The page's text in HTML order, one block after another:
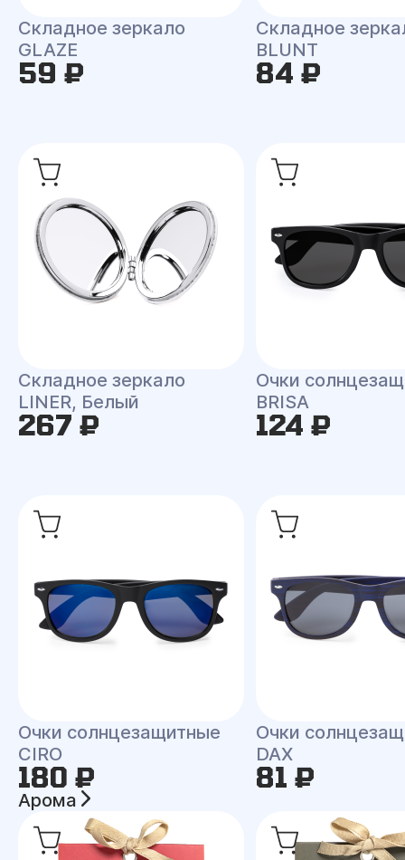
Складное зеркало
GLAZE
59 ₽
Складное
BLUNT
84 ₽
Складное зеркало
LINER, Белый
267 ₽
Очки
BRISA
124 ₽
Очки солнцезащитные
CIRO
180 ₽
Очки
DAX
81 ₽
Арома